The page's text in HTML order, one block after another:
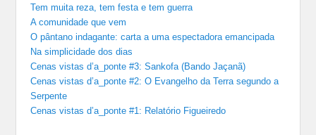
Tem muita reza, tem festa e tem guerra
A comunidade que vem
O pântano indagante: carta a uma espectadora emancipada
Na simplicidade dos dias
Cenas vistas d’a_ponte #3: Sankofa (Bando Jaçanã)
Cenas vistas d’a_ponte #2: O Evangelho da Terra segundo a
Serpente
Cenas vistas d’a_ponte #1: Relatório Figueiredo